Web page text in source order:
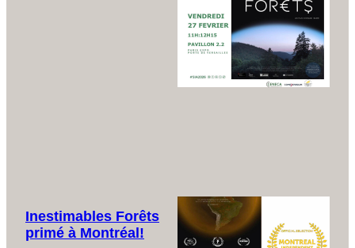
Inestimables Forêts
primé à Montréal!